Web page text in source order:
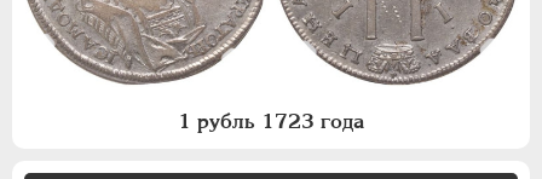
1 рубль 1723 года